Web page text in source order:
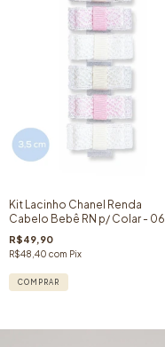
Kit Lacinho Chanel Renda
Cabelo Bebê RN p/ Colar - 06
unidades
R$49,90
R$48,40 com Pix